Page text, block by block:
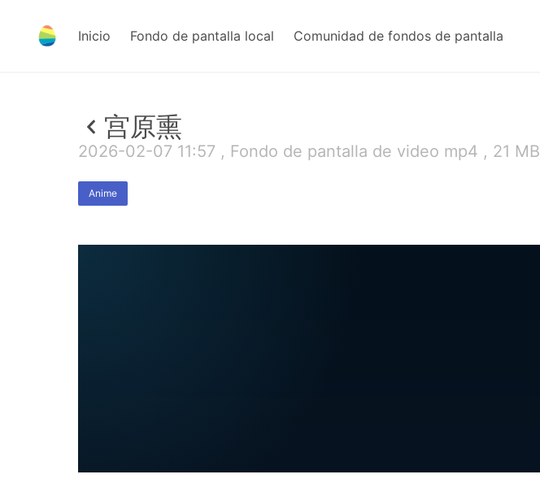
Inicio Fondo de pantalla local Comunidad de fondos de pantalla
宫原熏
2026-02-07 11:57 , Fondo de pantalla de video mp4 , 21 MB
Anime